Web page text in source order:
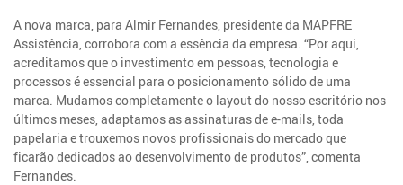
A nova marca, para Almir Fernandes, presidente da MAPFRE
Assistência, corrobora com a essência da empresa. “Por aqui,
acreditamos que o investimento em pessoas, tecnologia e
processos é essencial para o posicionamento sólido de uma
marca. Mudamos completamente o layout do nosso escritório nos
últimos meses, adaptamos as assinaturas de e-mails, toda
papelaria e trouxemos novos profissionais do mercado que
ficarão dedicados ao desenvolvimento de produtos”, comenta
Fernandes.